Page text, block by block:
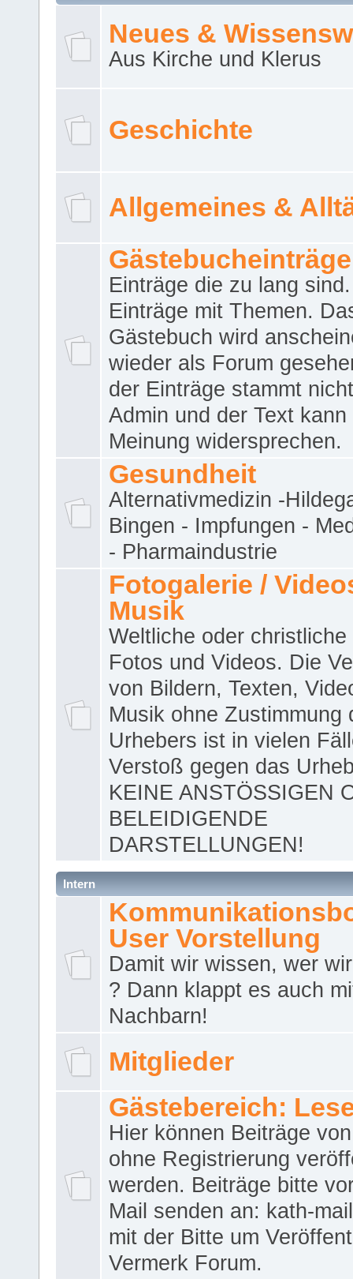
Neues &
Aus Kirche und Klerus
Geschichte
Allgemeines &
Gästebucheinträge
Einträge die zu lang
Einträge mit Themen.
Gästebuch wird
wieder als Forum
der Einträge stammt
Admin und der Text kann
Meinung widersprechen.
Gesundheit
Alternativmedizin -
Bingen - Impfungen -
- Pharmaindustrie
Fotogalerie /
Musik
Weltliche oder christliche
Fotos und Videos. Die
von Bildern, Texten,
Musik ohne Zustimmung
Urhebers ist in vielen
Verstoß gegen das
KEINE ANSTÖSSIGEN
BELEIDIGENDE
DARSTELLUNGEN!
Intern
User Vorstellung
Damit wir wissen, wer
? Dann klappt es auch
Nachbarn!
Mitglieder
Gästebereich:
Hier können Beiträge
ohne Registrierung
werden. Beiträge bitte
Mail senden an: kath-
mit der Bitte um
Vermerk Forum.